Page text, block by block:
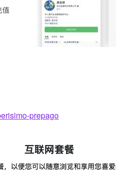
prepago